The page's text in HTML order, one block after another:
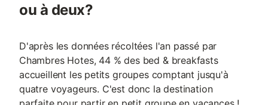
ou à deux?
D'après les données récoltées l'an passé par
Chambres Hotes, 44 % des bed & breakfasts
accueillent les petits groupes comptant jusqu'à
quatre voyageurs. C'est donc la destination